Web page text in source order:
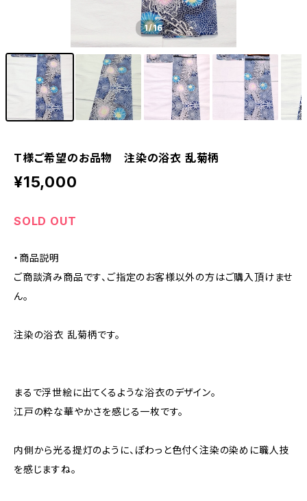
1/16
T様ご希望のお品物 注染の浴衣 乱菊柄
¥15,000
SOLD OUT
・商品説明
ご商談済み商品です、ご指定のお客様以外の方はご購入頂けませ
ん。
注染の浴衣 乱菊柄です。
まるで浮世絵に出てくるような浴衣のデザイン。
江戸の粋な華やかさを感じる一枚です。
内側から光る提灯のように、ぽわっと色付く注染の染めに職人技
を感じますね。